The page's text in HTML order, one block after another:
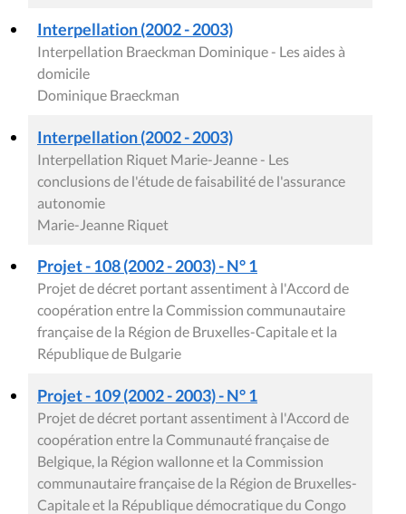
Interpellation (2002 - 2003)
Interpellation Braeckman Dominique - Les aides à
domicile
Dominique Braeckman
Interpellation (2002 - 2003)
Interpellation Riquet Marie-Jeanne - Les
conclusions de l'étude de faisabilité de l'assurance
autonomie
Marie-Jeanne Riquet
Projet - 108 (2002 - 2003) - N° 1
Projet de décret portant assentiment à l'Accord de
coopération entre la Commission communautaire
française de la Région de Bruxelles-Capitale et la
République de Bulgarie
Projet - 109 (2002 - 2003) - N° 1
Projet de décret portant assentiment à l'Accord de
coopération entre la Communauté française de
Belgique, la Région wallonne et la Commission
communautaire française de la Région de Bruxelles-
Capitale et la République démocratique du Congo